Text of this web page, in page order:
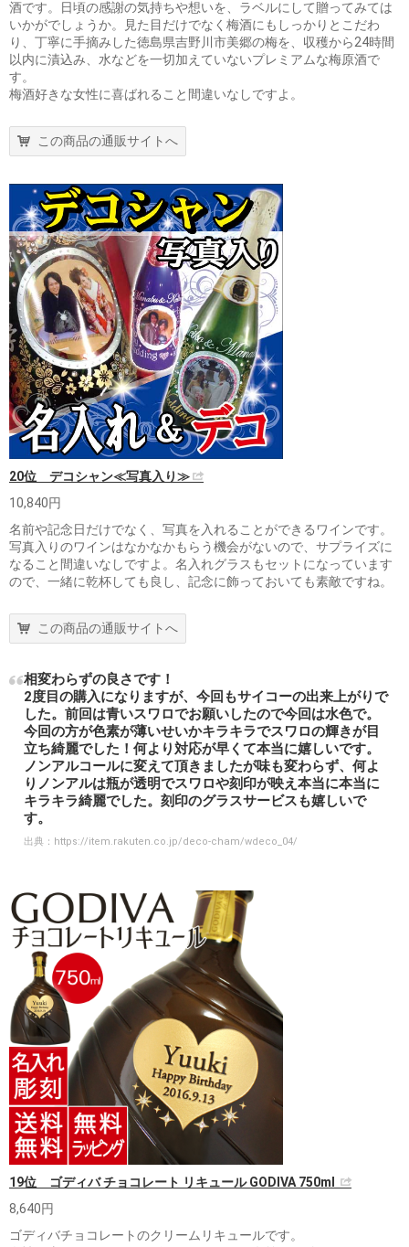
酒です。日頃の感謝の気持ちや想いを、ラベルにして贈ってみては
いかがでしょうか。見た目だけでなく梅酒にもしっかりとこだわ
り、丁寧に手摘みした徳島県吉野川市美郷の梅を、収穫から24時間
以内に漬込み、水などを一切加えていないプレミアムな梅原酒で
す。
梅酒好きな女性に喜ばれること間違いなしですよ。
この商品の通販サイトへ
20位 デコシャン≪写真入り≫
10,840円
名前や記念日だけでなく、写真を入れることができるワインです。
写真入りのワインはなかなかもらう機会がないので、サプライズに
なること間違いなしですよ。名入れグラスもセットになっています
ので、一緒に乾杯しても良し、記念に飾っておいても素敵ですね。
この商品の通販サイトへ
相変わらずの良さです！
2度目の購入になりますが、今回もサイコーの出来上がりで
した。前回は青いスワロでお願いしたので今回は水色で。
今回の方が色素が薄いせいかキラキラでスワロの輝きが目
立ち綺麗でした！何より対応が早くて本当に嬉しいです。
ノンアルコールに変えて頂きましたが味も変わらず、何よ
りノンアルは瓶が透明でスワロや刻印が映え本当に本当に
キラキラ綺麗でした。刻印のグラスサービスも嬉しいで
す。
出典： https://item.rakuten.co.jp/deco-cham/wdeco_04/
19位 ゴディバ チョコレート リキュール GODIVA 750ml
8,640円
ゴディバチョコレートのクリームリキュールです。